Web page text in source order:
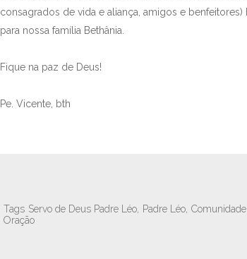
consagrados de vida e aliança, amigos e
para nossa família Bethânia.
Fique na paz de Deus!
Pe. Vicente, bth
Tags Servo de Deus Padre Léo, Padre Léo, Comunidade
Oração